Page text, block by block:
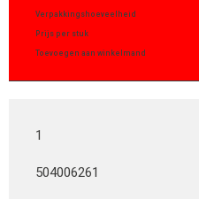
Verpakkingshoeveelheid
Prijs per stuk
Toevoegen aan winkelmand
1
504006261